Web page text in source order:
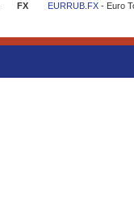
FX EURRUB.FX - Euro